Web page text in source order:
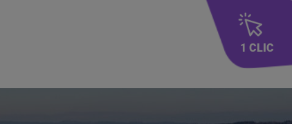
1 CLIC